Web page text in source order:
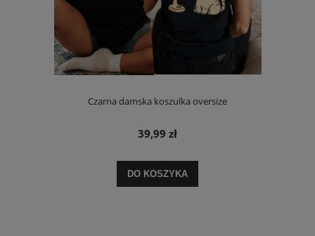
Czarna damska koszulka oversize
39,99 zł
DO KOSZYKA